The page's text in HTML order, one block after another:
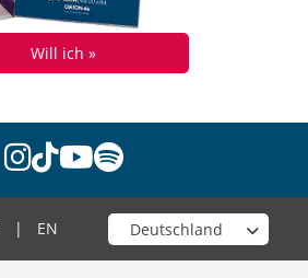
Will ich »
instagram
tiktok
youtube
spotify
| EN Wähle deinen Shop